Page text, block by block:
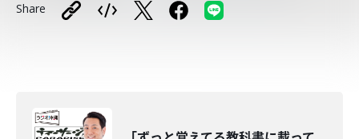
Share